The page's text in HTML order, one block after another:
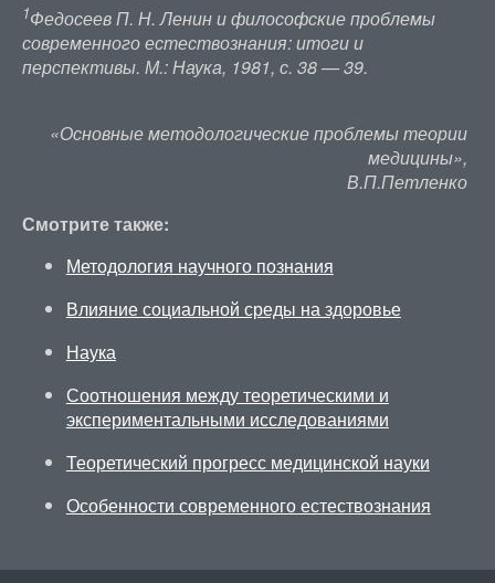
1Федосеев П. Н. Ленин и философские проблемы
современного естествознания: итоги и
перспективы. М.: Наука, 1981, с. 38 — 39.
«Основные методологические проблемы теории
медицины»,
В.П.Петленко
Смотрите также:
Методология научного познания
Влияние социальной среды на здоровье
Наука
Соотношения между теоретическими и
экспериментальными исследованиями
Теоретический прогресс медицинской науки
Особенности современного естествознания